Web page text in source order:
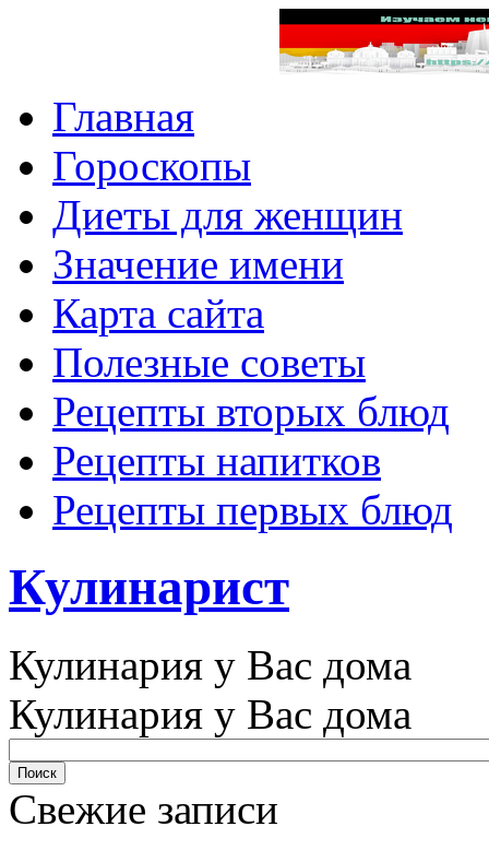
Главная
Гороскопы
Диеты для женщин
Значение имени
Карта сайта
Полезные советы
Рецепты вторых блюд
Рецепты напитков
Рецепты первых блюд
Кулинарист
Кулинария у Вас дома
Кулинария у Вас дома
Свежие записи